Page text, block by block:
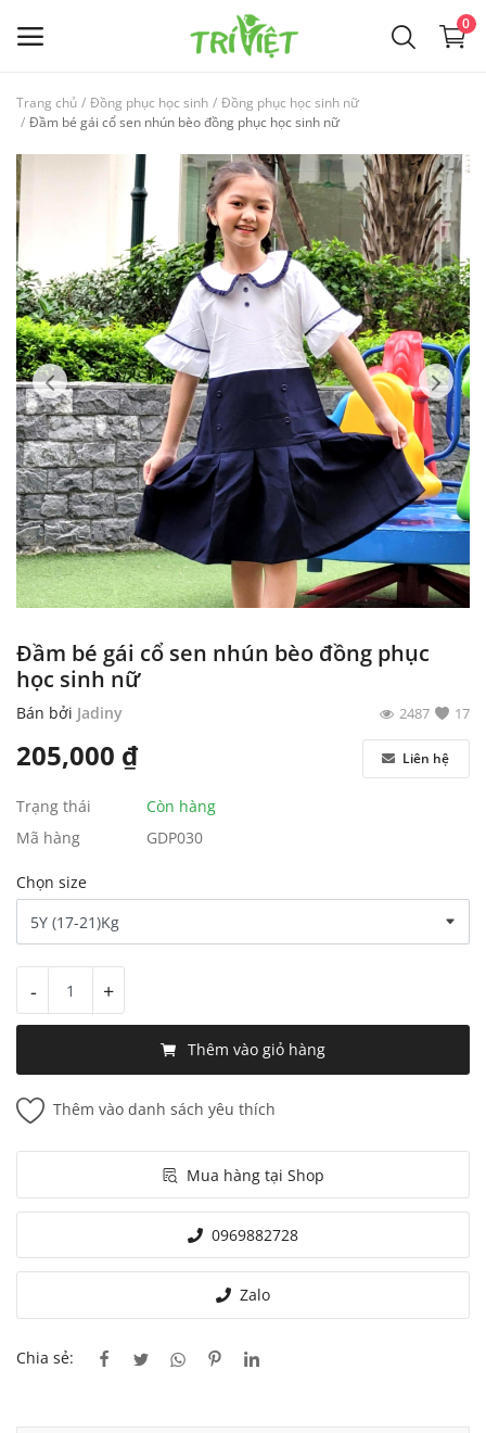
0
Đồng phục học sinh
Sản phẩm yêu thích
Liên hệ
Blog
Đăng nhập
Đăng ký
Trang chủ Đồng phục học sinh
Đồng phục học sinh nữ
Đầm bé gái cổ sen nhún bèo đồng phục học sinh nữ
Đầm bé gái cổ sen nhún bèo đồng phục
học sinh nữ
Bán bởi Jadiny 17
2487
205,000 ₫ Liên hệ
Trạng thái
Còn hàng
Mã hàng
GDP030
Chọn size
- +
Thêm vào giỏ hàng
Thêm vào danh sách yêu thích
Mua hàng tại Shop
0969882728
Zalo
Chia sẻ: